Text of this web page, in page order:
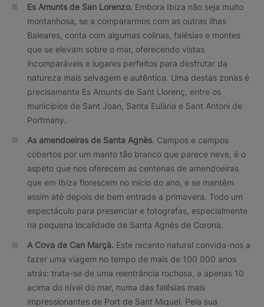
Es Amunts de San Lorenzo. Embora Ibiza não seja muito
montanhosa, se a compararmos com as outras ilhas
Baleares, conta com algumas colinas, falésias e montes
que se elevam sobre o mar, oferecendo vistas
incomparáveis e lugares perfeitos para desfrutar da
natureza mais selvagem e autêntica. Uma destas zonas é
precisamente Es Amunts de Sant Llorenç, entre os
municípios de Sant Joan, Santa Eulària e Sant Antoni de
Portmany.
As amendoeiras de Santa Agnès. Campos e campos
cobertos por um manto tão branco que parece neve, é o
aspeto que nos oferecem as centenas de amendoeiras
que em Ibiza florescem no início do ano, e se mantêm
assim até depois de bem entrada a primavera. Todo um
espectáculo para presenciar e fotografas, especialmente
na pequena localidade de Santa Agnès de Corona.
A Cova de Can Marçà. Este recanto natural convida-nos a
fazer uma viagem no tempo de mais de 100 000 anos
atrás: trata-se de uma reentrância rochosa, a apenas 10
acima do nível do mar, numa das falésias mais
impressionantes de Port de Sant Miquel. Pela sua